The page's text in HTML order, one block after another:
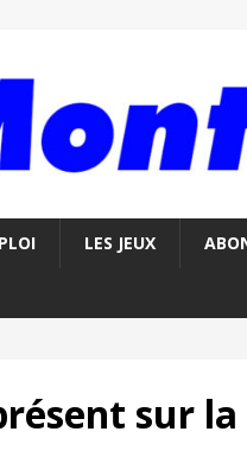
LES JEUX
sur la